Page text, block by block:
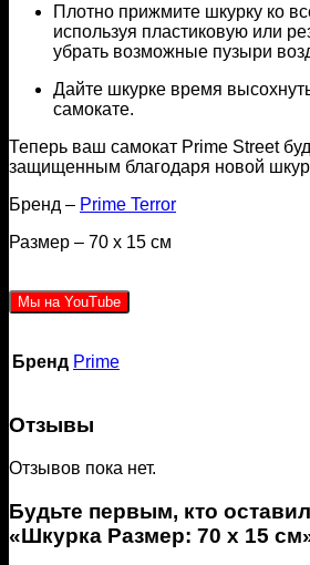
Плотно прижмите шкурку ко
используя пластиковую или
убрать возможные пузыри
Дайте шкурке время
самокате.
Теперь ваш самокат Prime Street
защищенным благодаря новой
Бренд – Prime Terror
Размер – 70 x 15 см
Мы на YouTube
Бренд Prime
Отзывы
Отзывов пока нет.
Будьте первым, кто
«Шкурка Размер: 70 x 15